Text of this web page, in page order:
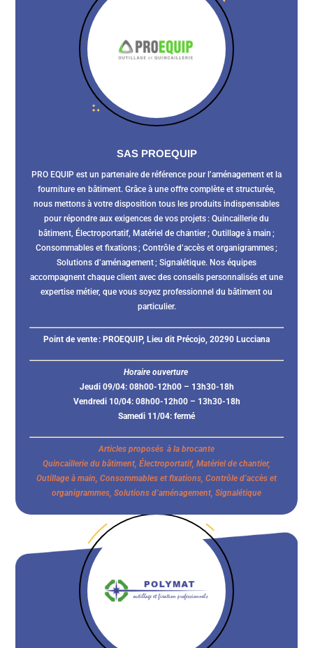
SAS PROEQUIP
PRO EQUIP est un partenaire de référence pour l’aménagement et la
fourniture en bâtiment. Grâce à une offre complète et structurée,
nous mettons à votre disposition tous les produits indispensables
pour répondre aux exigences de vos projets : Quincaillerie du
bâtiment, Électroportatif, Matériel de chantier ; Outillage à main ;
Consommables et fixations ; Contrôle d’accès et organigrammes ;
Solutions d’aménagement ; Signalétique. Nos équipes
accompagnent chaque client avec des conseils personnalisés et une
expertise métier, que vous soyez professionnel du bâtiment ou
particulier.
Point de vente : PROEQUIP, Lieu dit Précojo, 20290 Lucciana
Horaire ouverture
Jeudi 09/04: 08h00-12h00 – 13h30-18h
Vendredi 10/04: 08h00-12h00 – 13h30-18h
Samedi 11/04: fermé
Articles proposés à la brocante
Quincaillerie du bâtiment, Électroportatif, Matériel de chantier,
Outillage à main, Consommables et fixations, Contrôle d’accès et
organigrammes, Solutions d’aménagement, Signalétique